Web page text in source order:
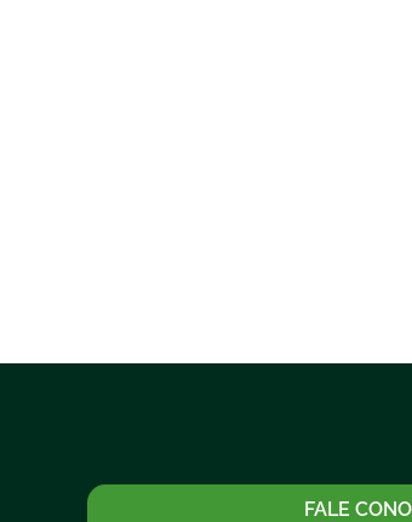
FALE